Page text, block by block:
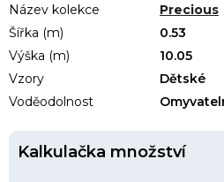
Název kolekce
Precious
Šířka (m)
0.53
Výška (m)
10.05
Vzory
Dětské
Voděodolnost
Kalkulačka množství